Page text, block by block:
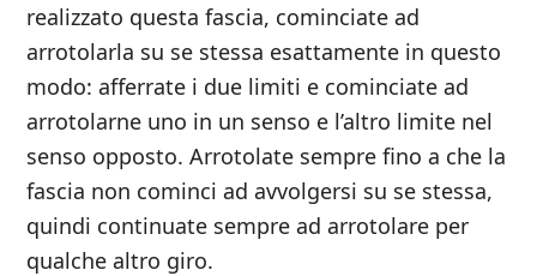
realizzato questa fascia, cominciate ad
arrotolarla su se stessa esattamente in questo
modo: afferrate i due limiti e cominciate ad
arrotolarne uno in un senso e l’altro limite nel
senso opposto. Arrotolate sempre fino a che la
fascia non cominci ad avvolgersi su se stessa,
quindi continuate sempre ad arrotolare per
qualche altro giro.